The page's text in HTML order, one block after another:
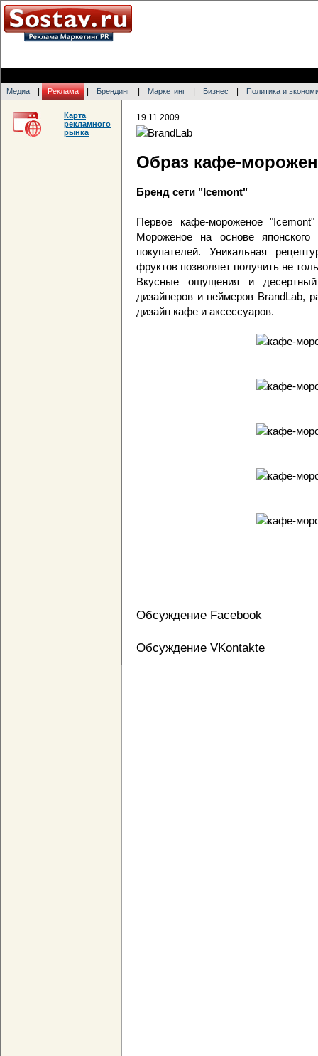
Медиа Реклама Брендинг Маркетинг Бизнес Политика и
19.11.2009
Образ кафе-
Бренд сети "Icemont"
Первое кафе-мороженое
Мороженое на основе японского
покупателей. Уникальная
фруктов позволяет получить не
Вкусные ощущения и
дизайнеров и неймеров BrandLab,
дизайн кафе и аксессуаров.
Обсуждение Facebook
Обсуждение VKontakte
Карта
рекламного
рынка